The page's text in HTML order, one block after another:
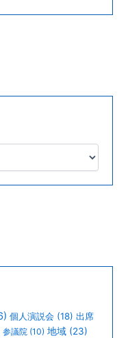
個人演説会 (18) 出席
参議院 (10) 地域 (23)